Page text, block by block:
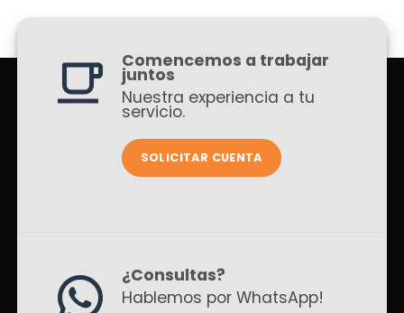
Comencemos a trabajar
juntos
Nuestra experiencia a tu
servicio.
SOLICITAR CUENTA
¿Consultas?
Hablemos por WhatsApp!